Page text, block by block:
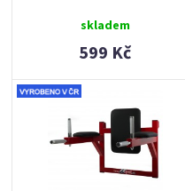
skladem
599 Kč